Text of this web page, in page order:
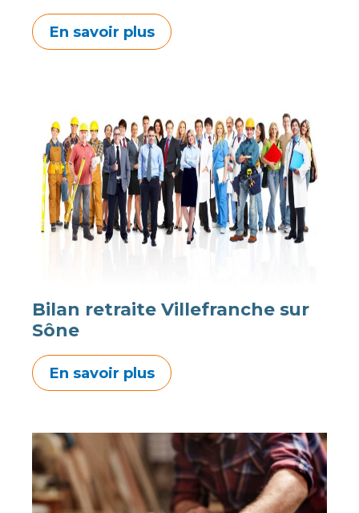
En savoir plus
Bilan retraite Villefranche sur
Sône
En savoir plus